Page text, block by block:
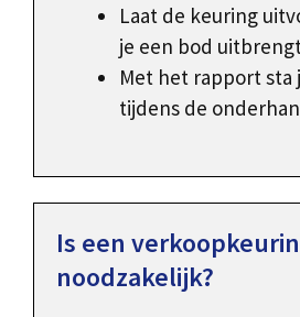
Laat de keuring
je een bod
Met het rapport sta
tijdens de
Is een
noodzakelijk?